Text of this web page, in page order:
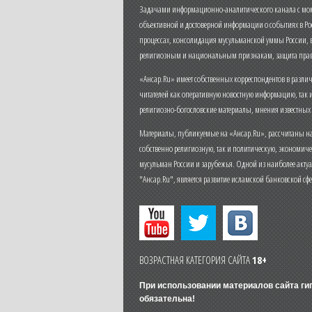
Задачами информационно-аналитического канала с
объективной и достоверной информации о событиях в
процессах, консолидация мусульманской уммы
религиозным и национальным признакам, защита
«Ансар.Ru» имеет собственных корреспондентов в
читателей как оперативную новостную информацию, так
религиозно-богословские материалы, мнения
Материалы, публикуемые на «Ансар.Ru», рассчитаны
собственно религиозную, так и политическую,
мусульман России и зарубежья. Одной из наиболее
"Ансар.Ru", является развитие исламской банковской
ВОЗРАСТНАЯ КАТЕГОРИЯ САЙТА18+
При использовании материалов сайта
обязательна!